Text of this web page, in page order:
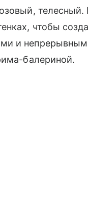
телесный.
чтобы
и
балериной.